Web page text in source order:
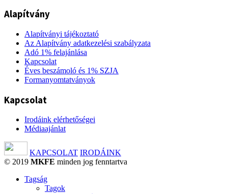
Alapítvány
Alapítványi tájékoztató
Az Alapítvány adatkezelési szabályzata
Adó 1% felajánlása
Kapcsolat
Éves beszámoló és 1% SZJA
Formanyomtatványok
Kapcsolat
Irodáink elérhetőségei
Médiaajánlat
KAPCSOLAT IRODÁINK
© 2019 MKFE minden jog fenntartva
Tagság
Tagok